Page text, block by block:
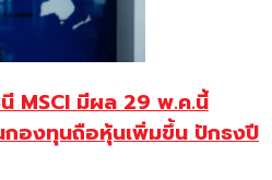
MSCI มีผล 29 พ.ค.นี้
องทุนถือหุ้นเพิ่มขึ้น ปักธงปี